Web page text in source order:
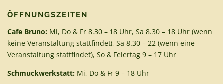
ÖFFNUNGSZEITEN
Cafe Bruno: Mi, Do & Fr 8.30 – 18 Uhr, Sa 8.30 – 18 Uhr (wenn
keine Veranstaltung stattfindet), Sa 8.30 – 22 (wenn eine
Veranstaltung stattfindet), So & Feiertag 9 – 17 Uhr
Schmuckwerkstatt: Mi, Do & Fr 9 – 18 Uhr